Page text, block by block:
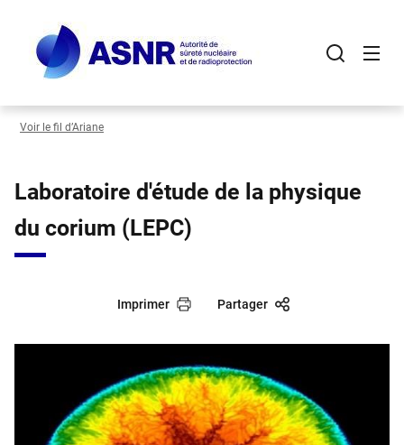
contenu
principal
Voir le fil d’Ariane
Laboratoire d'étude de la physique
du corium (LEPC)
Imprimer Partager